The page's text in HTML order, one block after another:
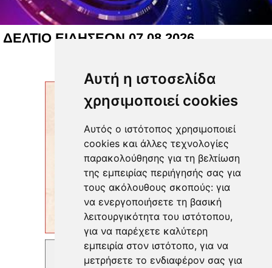
Αυτή η ιστοσελίδα
χρησιμοποιεί cookies
Αυτός ο ιστότοπος χρησιμοποιεί
cookies και άλλες τεχνολογίες
παρακολούθησης για τη βελτίωση
της εμπειρίας περιήγησής σας για
τους ακόλουθους σκοπούς: για
να ενεργοποιήσετε τη βασική
λειτουργικότητα του ιστότοπου,
για να παρέχετε καλύτερη
εμπειρία στον ιστότοπο, για να
μετρήσετε το ενδιαφέρον σας για
ΔΕΛΤΙΟ ΕΙΔΗΣΕΩΝ 07 08 2026